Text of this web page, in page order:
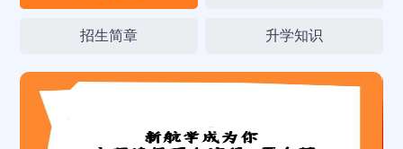
招生简章 升学知识